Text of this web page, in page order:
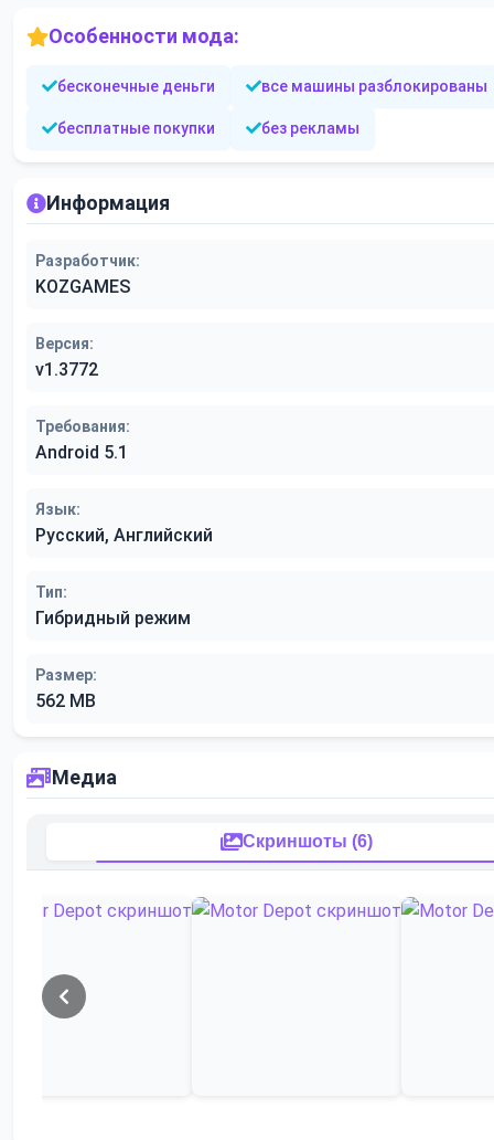
Особенности мода:
бесконечные деньги все машины разблокированы
бесплатные покупки без рекламы
Информация
Разработчик:
KOZGAMES
Версия:
v1.3772
Требования:
Android 5.1
Язык:
Русский, Английский
Тип:
Гибридный режим
Размер:
562 MB
Медиа
Скриншоты (6)